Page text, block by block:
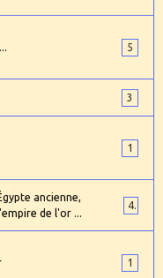
5
3
1
ancienne,
de l'or ...
4
1